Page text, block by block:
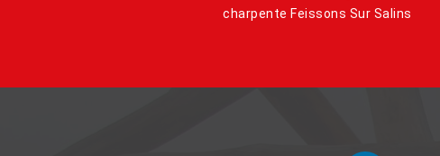
charpente Feissons Sur Salins